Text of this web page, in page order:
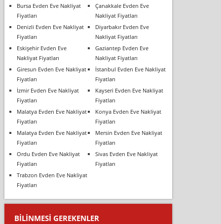
Bursa Evden Eve Nakliyat
Fiyatları
Çanakkale Evden Eve
Nakliyat Fiyatları
Denizli Evden Eve Nakliyat
Fiyatları
Diyarbakır Evden Eve
Nakliyat Fiyatları
Eskişehir Evden Eve
Nakliyat Fiyatları
Gaziantep Evden Eve
Nakliyat Fiyatları
Giresun Evden Eve Nakliyat
Fiyatları
İstanbul Evden Eve Nakliyat
Fiyatları
İzmir Evden Eve Nakliyat
Fiyatları
Kayseri Evden Eve Nakliyat
Fiyatları
Malatya Evden Eve Nakliyat
Fiyatları
Konya Evden Eve Nakliyat
Fiyatları
Malatya Evden Eve Nakliyat
Fiyatları
Mersin Evden Eve Nakliyat
Fiyatları
Ordu Evden Eve Nakliyat
Fiyatları
Sivas Evden Eve Nakliyat
Fiyatları
Trabzon Evden Eve Nakliyat
Fiyatları
BILINMESI GEREKENLER